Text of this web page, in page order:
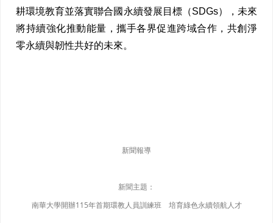
耕環境教育並落實聯合國永續發展目標（SDGs），未來
將持續強化推動能量，攜手各界促進跨域合作，共創淨
零永續與韌性共好的未來。
新聞報導
新聞主題：
南華大學開辦115年首期環教人員訓練班 培育綠色永續領航人才